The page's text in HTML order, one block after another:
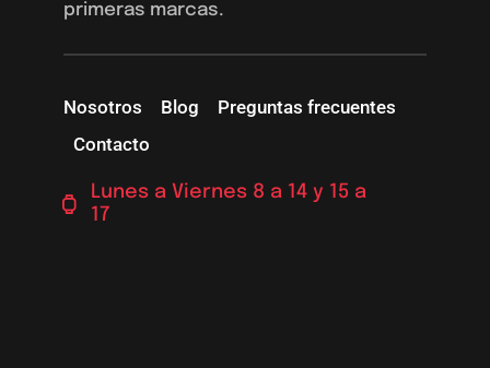
primeras marcas.
Nosotros Blog
Preguntas frecuentes
Contacto
Lunes a Viernes 8 a 14 y 15 a
17